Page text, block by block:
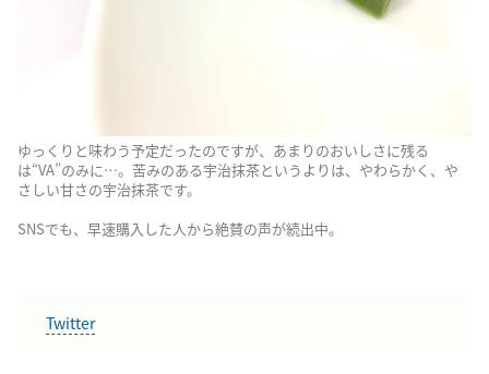
ゆっくりと味わう予定だったのですが、あまりのおいしさに残る
は“VA”のみに…。苦みのある宇治抹茶というよりは、やわらかく、や
さしい甘さの宇治抹茶です。
SNSでも、早速購入した人から絶賛の声が続出中。
Twitter